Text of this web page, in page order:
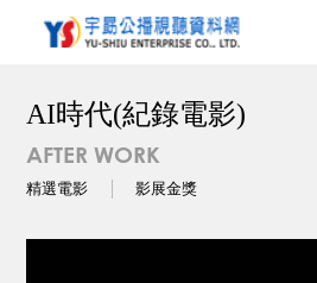
AI時代(紀錄電影)
AFTER WORK
精選電影 影展金獎